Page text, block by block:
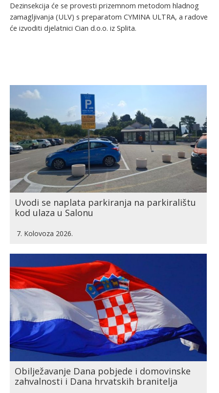
Dezinsekcija će se provesti prizemnom metodom hladnog
zamagljivanja (ULV) s preparatom CYMINA ULTRA, a radove
će izvoditi djelatnici Cian d.o.o. iz Splita.
Uvodi se naplata parkiranja na parkiralištu
kod ulaza u Salonu
7. Kolovoza 2026.
Obilježavanje Dana pobjede i domovinske
zahvalnosti i Dana hrvatskih branitelja